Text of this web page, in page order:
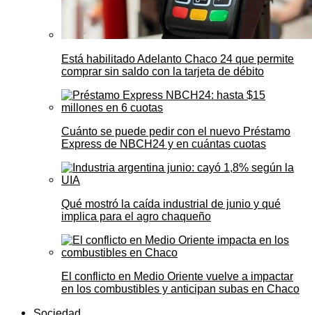
Está habilitado Adelanto Chaco 24 que permite
comprar sin saldo con la tarjeta de débito
Cuánto se puede pedir con el nuevo Préstamo
Express de NBCH24 y en cuántas cuotas
Qué mostró la caída industrial de junio y qué
implica para el agro chaqueño
El conflicto en Medio Oriente vuelve a impactar
en los combustibles y anticipan subas en Chaco